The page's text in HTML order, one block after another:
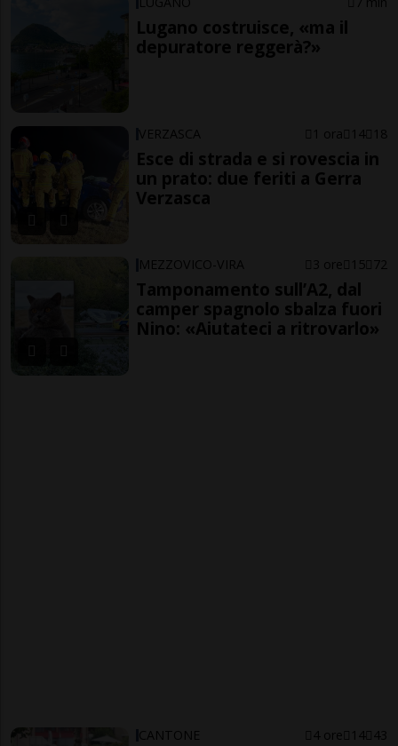
Lugano costruisce, «ma il
depuratore reggerà?»
VERZASCA 1 ora 14 18
Esce di strada e si rovescia in
un prato: due feriti a Gerra
Verzasca
MEZZOVICO-VIRA 3 ore 15 72
Tamponamento sull’A2, dal
camper spagnolo sbalza fuori
Nino: «Aiutateci a ritrovarlo»
CANTONE 4 ore 14 43